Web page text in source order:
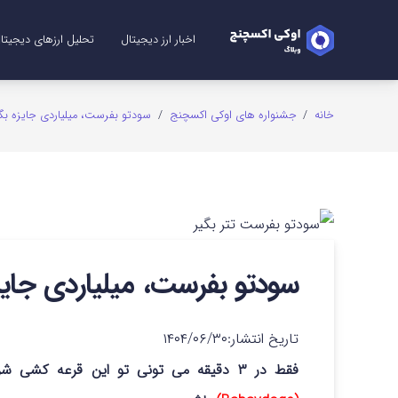
اخبار ارز دیجیتال تحلیل ارزهای
خانه / جشنواره های اوکی اکسچنج / سودتو بفرست، میلیاردی جایزه
سودتو بفرست، میلیاردی
تاریخ انتشار:۱۴۰۴/۰۶/۳۰
فقط در ۳ دقیقه می تونی تو این قرعه کشی شرکت کنی و یکی از ۱۰۰ برنده